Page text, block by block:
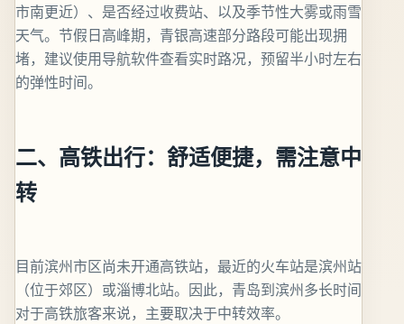
市南更近）、是否经过收费站、以及季节性大雾或雨雪
天气。节假日高峰期，青银高速部分路段可能出现拥
堵，建议使用导航软件查看实时路况，预留半小时左右
的弹性时间。
二、高铁出行：舒适便捷，需注意中
转
目前滨州市区尚未开通高铁站，最近的火车站是滨州站
（位于郊区）或淄博北站。因此，青岛到滨州多长时间
对于高铁旅客来说，主要取决于中转效率。